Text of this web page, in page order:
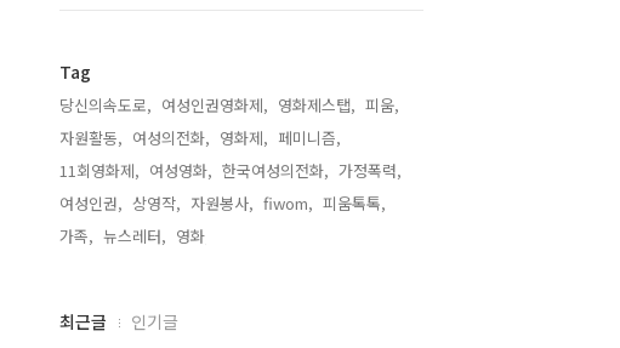
Tag
당신의속도로, 여성인권영화제, 영화제스탭, 피움,
자원활동, 여성의전화, 영화제, 페미니즘,
11회영화제, 여성영화, 한국여성의전화, 가정폭력,
여성인권, 상영작, 자원봉사, fiwom, 피움톡톡,
가족, 뉴스레터, 영화,
최
최근글 인기글